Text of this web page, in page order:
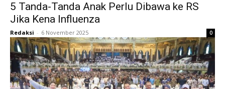
5 Tanda-Tanda Anak Perlu Dibawa ke RS
Jika Kena Influenza
Redaksi - 6 November 2025 0